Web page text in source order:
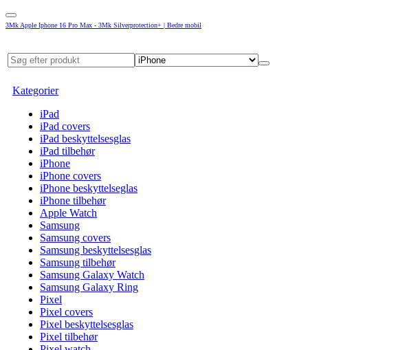
3Mk Apple Iphone 16 Pro Max - 3Mk Silverprotection+ | Bedre mobil
Kategorier
iPad
iPad covers
iPad beskyttelsesglas
iPad tilbehør
iPhone
iPhone covers
iPhone beskyttelseglas
iPhone tilbehør
Apple Watch
Samsung
Samsung covers
Samsung beskyttelsesglas
Samsung tilbehør
Samsung Galaxy Watch
Samsung Galaxy Ring
Pixel
Pixel covers
Pixel beskyttelsesglas
Pixel tilbehør